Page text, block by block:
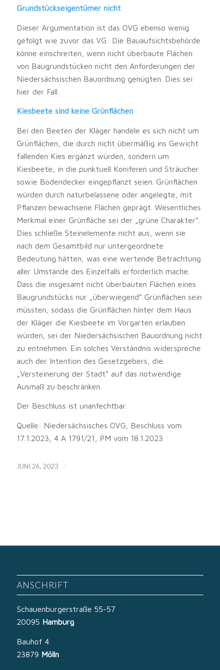
Grundstückseigentümer nicht
Dieser Argumentation ist das OVG ebenso wenig
gefolgt wie zuvor das VG: Die Bauaufsichtsbehörde
könne einschreiten, wenn nicht überbaute Flächen
von Baugrundstücken nicht den Anforderungen der
Niedersächsischen Bauordnung genügten. Dies sei
hier der Fall.
Kiesbeete sind keine Grünflächen
Bei den Beeten der Kläger handele es sich nicht um
Grünflächen, die durch nicht übermäßig ins Gewicht
fallenden Kies ergänzt würden, sondern um
Kiesbeete, in die punktuell Koniferen und Sträucher
sowie Bodendecker eingepflanzt seien. Grünflächen
würden durch naturbelassene oder angelegte, mit
Pflanzen bewachsene Flächen geprägt. Wesentliches
Merkmal einer Grünfläche sei der „grüne Charakter“.
Dies schließe Steinelemente nicht aus, wenn sie
nach dem Gesamtbild nur untergeordnete
Bedeutung hätten, was eine wertende Betrachtung
aller Umstände des Einzelfalls erforderlich mache.
Dass die insgesamt nicht überbauten Flächen eines
Baugrundstücks nur „überwiegend“ Grünflächen sein
müssten, sodass die Grünflächen hinter dem Haus
der Kläger die Kiesbeete im Vorgarten erlauben
würden, sei der Niedersächsischen Bauordnung nicht
zu entnehmen. Ein solches Verständnis widerspreche
auch der Intention des Gesetzgebers, die
„Versteinerung der Stadt“ auf das notwendige
Ausmaß zu beschränken.
Der Beschluss ist unanfechtbar.
Quelle: Niedersächsisches OVG, Beschluss vom
17.1.2023, 4 A 1791/21, PM vom 18.1.2023
JUNI 26, 2023 /
ANSCHRIFT
Schauenburgerstraße 55-57
20095 Hamburg
Bauhof 4
23879 Mölln